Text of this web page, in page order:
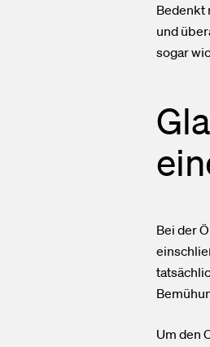
Bedenkt
und
sogar
Bei der
Um den